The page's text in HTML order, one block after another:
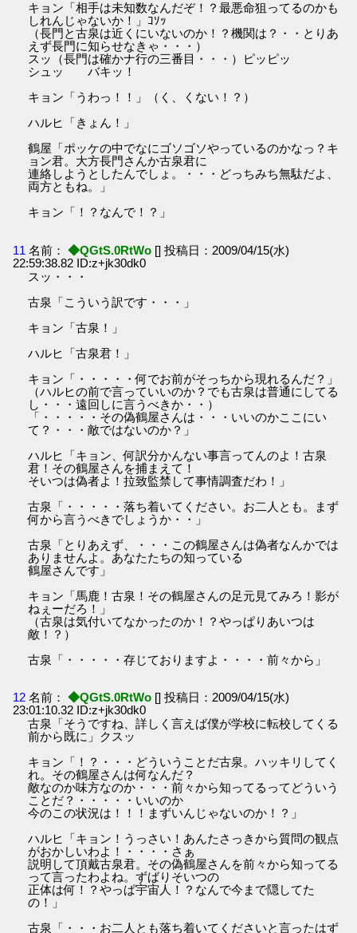
キョン「相手は未知数なんだぞ！？最悪命狙ってるのかも
しれんじゃないか！」ｺｿｯ
（長門と古泉は近くにいないのか！？機関は？・・とりあ
えず長門に知らせなきゃ・・・）
スッ（長門は確かナ行の三番目・・・）ピッピッ
シュッ バキッ！
キョン「うわっ！！」（く、くない！？）
ハルヒ「きょん！」
鶴屋「ポッケの中でなにゴソゴソやっているのかなっ？キ
ョン君。大方長門さんか古泉君に
連絡しようとしたんでしょ。・・・どっちみち無駄だよ、
両方ともね。」
キョン「！？なんで！？」
11 名前： ◆QGtS.0RtWo [] 投稿日：2009/04/15(水)
22:59:38.82 ID:z+jk30dk0
スッ・・・
古泉「こういう訳です・・・」
キョン「古泉！」
ハルヒ「古泉君！」
キョン「・・・・・何でお前がそっちから現れるんだ？」
（ハルヒの前で言っていいのか？でも古泉は普通にしてる
し・・・遠回しに言うべきか・・）
「・・・・・その偽鶴屋さんは・・・いいのかここにい
て？・・・敵ではないのか？」
ハルヒ「キョン、何訳分かんない事言ってんのよ！古泉
君！その鶴屋さんを捕まえて！
そいつは偽者よ！拉致監禁して事情調査だわ！」
古泉「・・・・・落ち着いてください。お二人とも。まず
何から言うべきでしょうか・・」
古泉「とりあえず、・・・この鶴屋さんは偽者なんかでは
ありませんよ。あなたたちの知っている
鶴屋さんです」
キョン「馬鹿！古泉！その鶴屋さんの足元見てみろ！影が
ねぇーだろ！」
（古泉は気付いてなかったのか！？やっぱりあいつは
敵！？）
古泉「・・・・・存じておりますよ・・・・前々から」
12 名前： ◆QGtS.0RtWo [] 投稿日：2009/04/15(水)
23:01:10.32 ID:z+jk30dk0
古泉「そうですね、詳しく言えば僕が学校に転校してくる
前から既に」クスッ
キョン「！？・・・どういうことだ古泉。ハッキリしてく
れ。その鶴屋さんは何なんだ？
敵なのか味方なのか・・・前々から知ってるってどういう
ことだ？・・・・・いいのか
今のこの状況は！！！まずいんじゃないのか！？」
ハルヒ「キョン！うっさい！あんたさっきから質問の観点
がおかしいわよ！・・・・さぁ
説明して頂戴古泉君。その偽鶴屋さんを前々から知ってる
って言ったわよね。ずばりそいつの
正体は何！？やっぱ宇宙人！？なんで今まで隠してた
の！」
古泉「・・・お二人とも落ち着いてくださいと言ったはず